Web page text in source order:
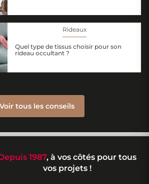
Rideaux
Quel type de tissus choisir pour son
rideau occultant ?
Voir tous les conseils
1987, à vos côtés pour tous
vos projets !